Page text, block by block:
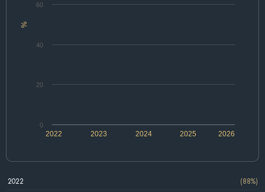
%
2022 2024 2026
2023 2025
0
20
40
60
2022
(88%)